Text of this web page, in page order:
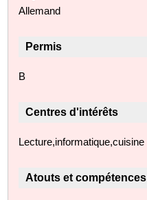
Allemand
Permis
B
Centres d'intérêts
Lecture,informatique,cuisine
Atouts et compétences